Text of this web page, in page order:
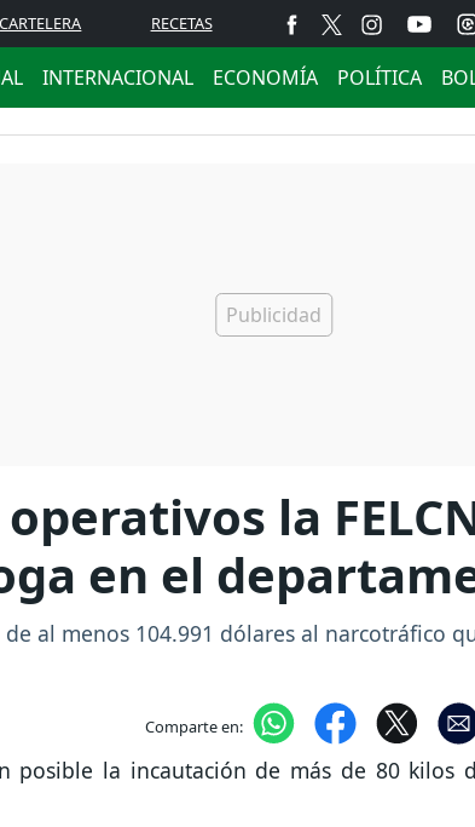
CARTELERA RECETAS
INTERNACIONAL ECONOMÍA POLÍTICA
la
en el
al menos 104.991 dólares al narcotráfico
Comparte en: